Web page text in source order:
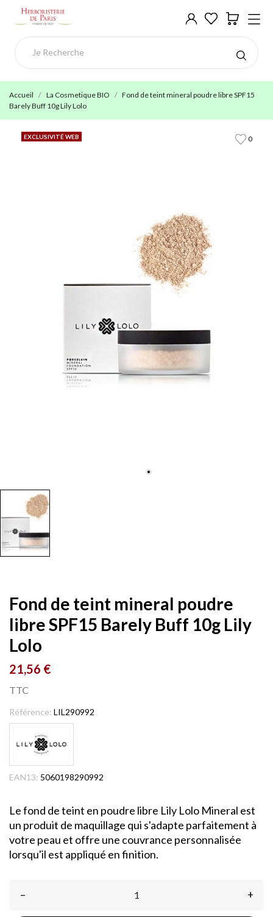
Accueil La Cosmetique BIO
Fond de teint mineral poudre libre SPF15
Barely Buff 10g Lily Lolo
0
EXCLUSIVITÉ WEB
Fond de teint mineral poudre
libre SPF15 Barely Buff 10g Lily
Lolo
21,56 €
TTC
Référence: LIL290992
EAN13: 5060198290992
Le fond de teint en poudre libre Lily Lolo Mineral est
un produit de maquillage qui s'adapte parfaitement à
votre peau et offre une couvrance personnalisée
lorsqu'il est appliqué en finition.
– +